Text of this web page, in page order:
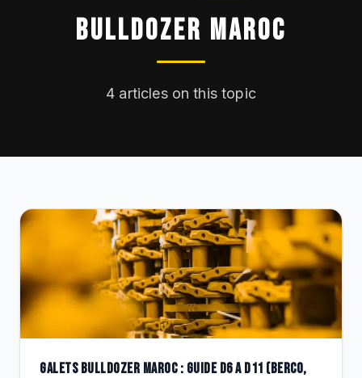
CLEARANCE
CATALOGUE
Bulldozer Maroc
4 articles on this topic
GALETS BULLDOZER MAROC : GUIDE D6 A D11 (BERCO,